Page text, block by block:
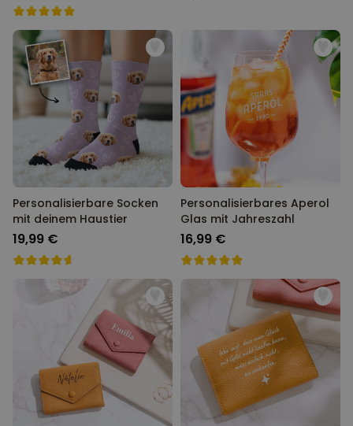
Personalisierbare Socken
mit deinem Haustier
19,99 €
Personalisierbares Aperol
Glas mit Jahreszahl
16,99 €